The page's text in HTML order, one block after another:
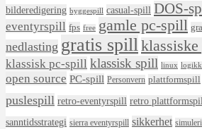
bilderedigering byggespill casual-spill DOS-
eventyrspill fps free gamle pc-spill
nedlasting gratis spill
klassisk pc-spill klassisk spill linux
open source PC-spill Personvern plattformspill
puslespill retro-eventyrspill retro
sanntidsstrategi sierra eventyrspill sikkerhet